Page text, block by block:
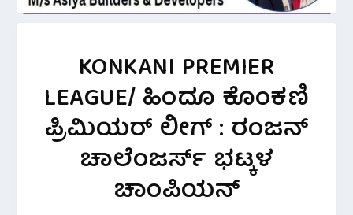
KONKANI PREMIER
LEAGUE/ ಹಿಂದೂ ಕೊಂಕಣಿ
ಪ್ರಿಮಿಯರ್ ಲೀಗ್ : ರಂಜನ್
ಚಾಲೆಂಜರ್ಸ್ ಭಟ್ಕಳ
ಚಾಂಪಿಯನ್